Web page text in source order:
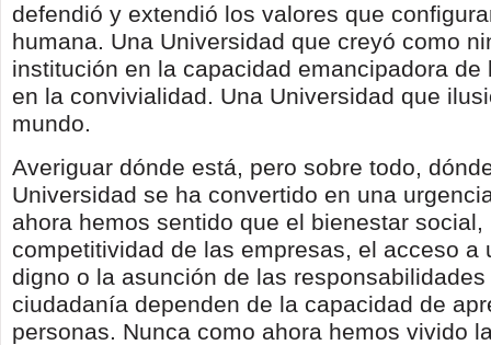
defendió y extendió los valores que
humana. Una Universidad que creyó como
institución en la capacidad emancipadora de
en la convivialidad. Una Universidad que
mundo.
Averiguar dónde está, pero sobre todo,
Universidad se ha convertido en una
ahora hemos sentido que el bienestar social,
competitividad de las empresas, el acceso a
digno o la asunción de las
ciudadanía dependen de la capacidad de
personas. Nunca como ahora hemos vivido